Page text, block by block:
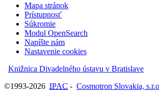
Mapa stránok
Prístupnosť
Súkromie
Modul OpenSearch
Napíšte nám
Nastavenie cookies
Knižnica Divadelného ústavu v Bratislave
©1993-2026 IPAC - Cosmotron Slovakia,